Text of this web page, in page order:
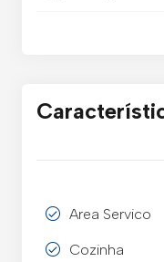
Area Servico
Cozinha